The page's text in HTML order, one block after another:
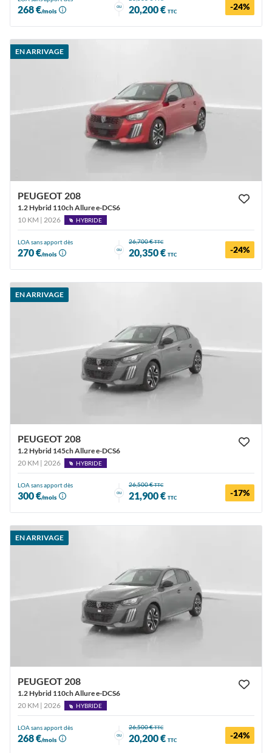
268 €/mois
ou 20,200 € TTC -24%
EN ARRIVAGE
PEUGEOT 208
1.2 Hybrid 110ch Allure e-DCS6
10 KM | 2026
HYBRIDE
LOA sans apport dès
270 €/mois
ou
26,700 €TTC
20,350 € TTC -24%
EN ARRIVAGE
PEUGEOT 208
1.2 Hybrid 145ch Allure e-DCS6
20 KM | 2026
HYBRIDE
LOA sans apport dès
300 €/mois
ou
26,500 €TTC
21,900 € TTC -17%
EN ARRIVAGE
PEUGEOT 208
1.2 Hybrid 110ch Allure e-DCS6
20 KM | 2026
HYBRIDE
LOA sans apport dès
268 €/mois
ou
26,500 €TTC
20,200 € TTC -24%